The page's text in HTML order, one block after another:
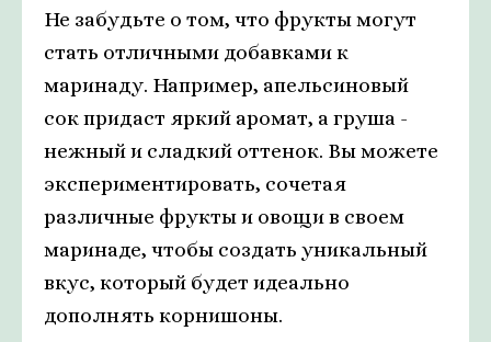
Не забудьте о том, что фрукты могут
стать отличными добавками к
маринаду. Например, апельсиновый
сок придаст яркий аромат, а груша -
нежный и сладкий оттенок. Вы можете
экспериментировать, сочетая
различные фрукты и овощи в своем
маринаде, чтобы создать уникальный
вкус, который будет идеально
дополнять корнишоны.